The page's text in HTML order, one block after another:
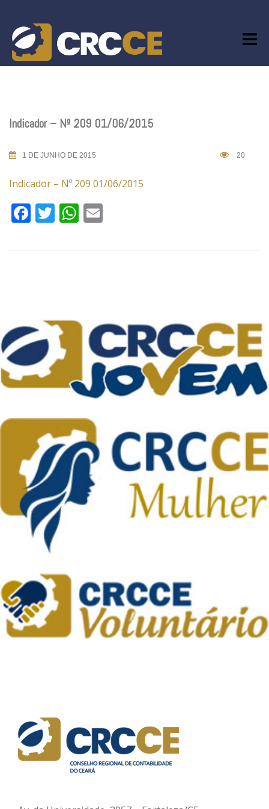
content
Indicador – Nº 209 01/06/2015
1 DE JUNHO DE 2015 20
Indicador – Nº 209 01/06/2015
Facebook
TwitterWhatsApp